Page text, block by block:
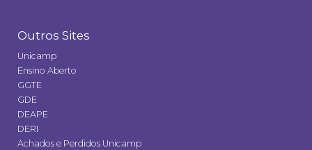
Outros Sites
Unicamp
Ensino Aberto
GGTE
GDE
DEAPE
DERI
Achados e Perdidos Unicamp